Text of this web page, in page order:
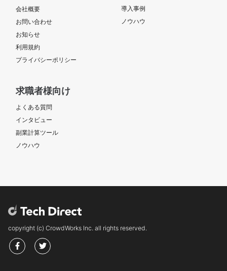
会社概要
お問い合わせ
お知らせ
利用規約
プライバシーポリシー
導入事例
ノウハウ
求職者様向け
よくある質問
インタビュー
副業計算ツール
ノウハウ
copyright (c) CrowdWorks Inc. all rights reserved.